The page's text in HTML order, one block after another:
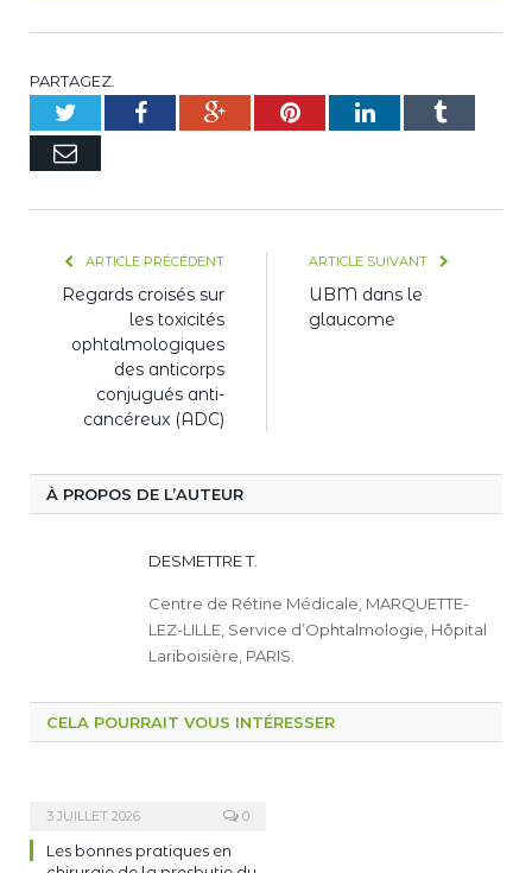
PARTAGEZ.
TwitterFacebookGoogle+PinterestLinkedInTumblr
E-
ARTICLE PRÉCÉDENT
Regards croisés sur
les toxicités
ophtalmologiques
des anticorps
conjugués anti-
cancéreux (ADC)
ARTICLE SUIVANT
UBM dans le
glaucome
À PROPOS DE L’AUTEUR
DESMETTRE T.
Centre de Rétine Médicale, MARQUETTE-
LEZ-LILLE, Service d’Ophtalmologie, Hôpital
Lariboisière, PARIS.
CELA POURRAIT VOUS INTÉRESSER
3 JUILLET 2026 0
Les bonnes pratiques en